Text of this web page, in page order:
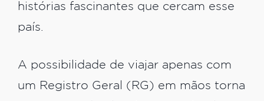
histórias fascinantes que cercam esse
país.
A possibilidade de viajar apenas com
um Registro Geral (RG) em mãos torna